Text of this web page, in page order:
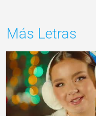
Más Letras